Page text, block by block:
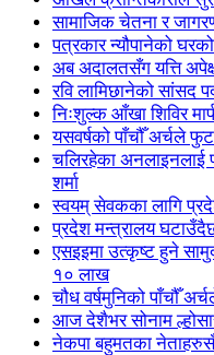
सामाजिक चेतना र
पत्रकार न्यौपानेको घरको
अब अदालतसँग यत्ति
रवि लामिछानेको सांसद
निःशुल्क आँखा शिविर
यसवर्षको पाँचौँ अर्चले
चलिरहेका अनलाइनलाई
शर्मा
स्वयम् सेवकका लागि
प्रदेश मन्त्रालय
एसइइमा उत्कृष्ट हुने
१० लाख
चौध वर्षमुनिको पाँचौँ
आज देशैभर सोनाम
नेकपा बहुमतका